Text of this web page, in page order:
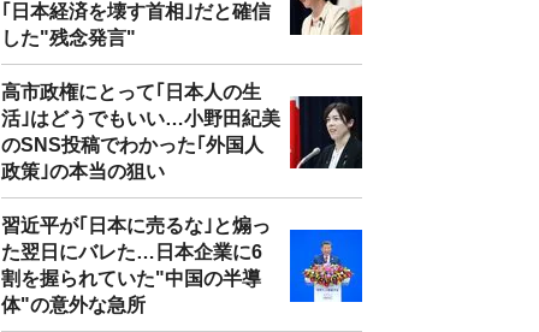
｢日本経済を壊す首相｣だと確信
した"残念発言"
高市政権にとって｢日本人の生
活｣はどうでもいい…小野田紀美
のSNS投稿でわかった｢外国人
政策｣の本当の狙い
習近平が｢日本に売るな｣と煽っ
た翌日にバレた…日本企業に6
割を握られていた"中国の半導
体"の意外な急所